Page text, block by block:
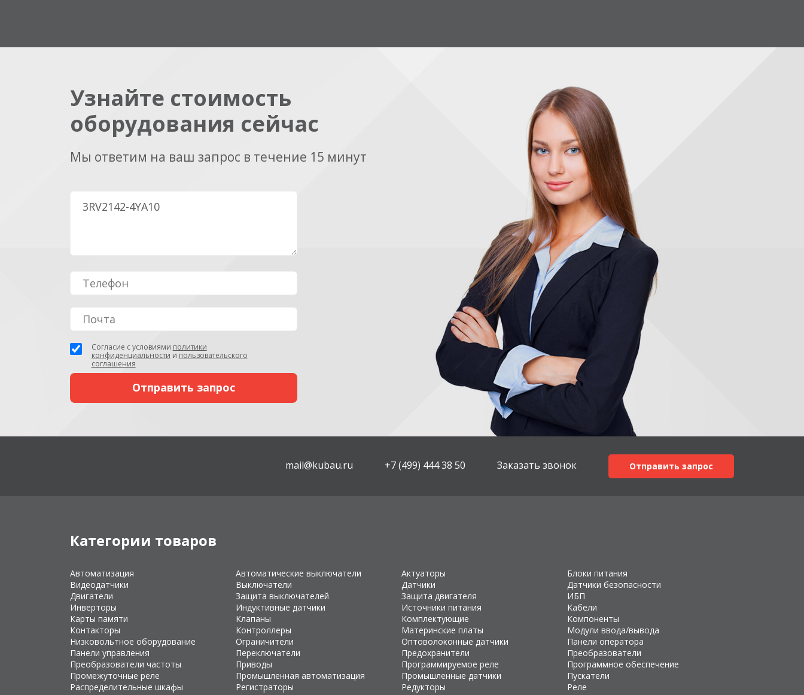
Узнайте стоимость
оборудования сейчас
Мы ответим на ваш запрос в течение 15 минут
Согласие с условиями политики
конфиденциальности и пользовательского
соглашения
mail@kubau.ru +7 (499) 444 38 50 Заказать звонок Отправить запрос
Категории товаров
Автоматизация Автоматические выключатели Актуаторы
Блоки питания
Видеодатчики
Выключатели Датчики
Датчики безопасности
Двигатели
Защита выключателей Защита двигателя
ИБП
Инверторы
Индуктивные датчики Источники питания
Кабели
Карты памяти
Клапаны Комплектующие
Компоненты
Контакторы
Контроллеры Материнские платы
Модули ввода/вывода
Низковольтное оборудование
Ограничители Оптоволоконные датчики
Панели оператора
Панели управления
Переключатели Предохранители
Преобразователи
Преобразователи частоты
Приводы Программируемое реле
Программное обеспечение
Промежуточные реле
Промышленная автоматизация Промышленные датчики
Пускатели
Распределительные шкафы
Регистраторы Редукторы
Реле